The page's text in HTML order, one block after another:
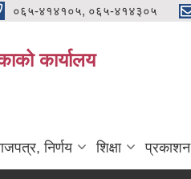
०६५-४१४१०५, ०६५-४१४३०५
कार्यालय
निर्णय शिक्षा प्रकाशन